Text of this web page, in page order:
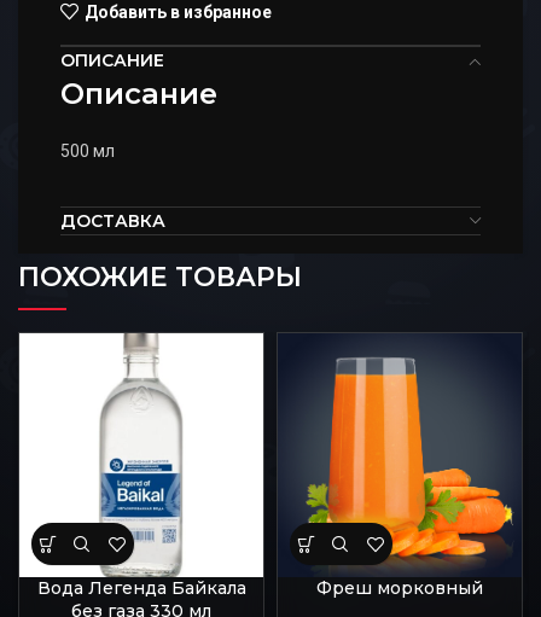
Добавить в избранное
ОПИСАНИЕ
Описание
500 мл
ДОСТАВКА
ПОХОЖИЕ ТОВАРЫ
Вода Легенда Байкала
без газа 330 мл
Фреш морковный